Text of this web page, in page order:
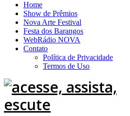
Home
Show de Prêmios
Nova Arte Festival
Festa dos Barangos
WebRádio NOVA
Contato
Política de Privacidade
Termos de Uso